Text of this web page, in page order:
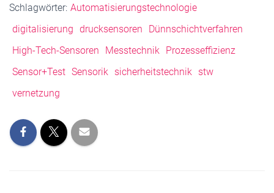
Schlagwörter: Automatisierungstechnologie
digitalisierung drucksensoren
Dünnschichtverfahren
High-Tech-Sensoren
Messtechnik
Prozesseffizienz
Sensor+Test Sensorik sicherheitstechnik stw
vernetzung